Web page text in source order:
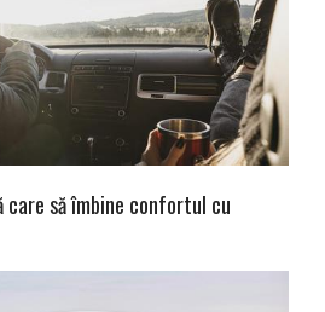
care să îmbine confortul cu